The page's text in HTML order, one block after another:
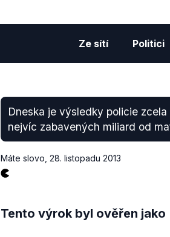
Ze sítí Politici
Dneska je výsledky policie
nejvíc zabavených miliard od
Máte slovo 28. listopadu 2013
Tento výrok byl ověřen jako